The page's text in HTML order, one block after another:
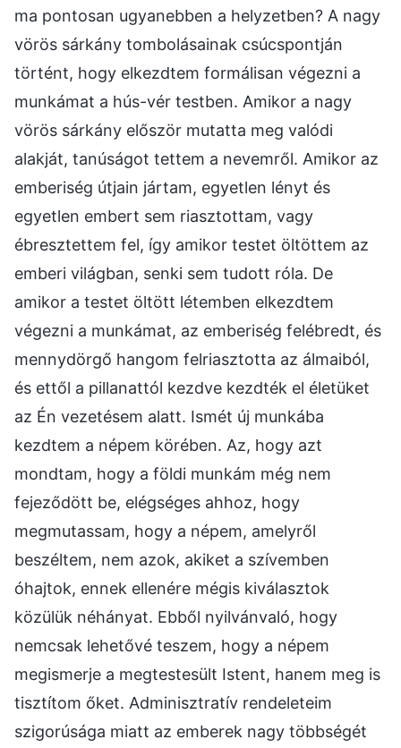
ma pontosan ugyanebben a helyzetben? A nagy
vörös sárkány tombolásainak csúcspontján
történt, hogy elkezdtem formálisan végezni a
munkámat a hús-vér testben. Amikor a nagy
vörös sárkány először mutatta meg valódi
alakját, tanúságot tettem a nevemről. Amikor az
emberiség útjain jártam, egyetlen lényt és
egyetlen embert sem riasztottam, vagy
ébresztettem fel, így amikor testet öltöttem az
emberi világban, senki sem tudott róla. De
amikor a testet öltött létemben elkezdtem
végezni a munkámat, az emberiség felébredt, és
mennydörgő hangom felriasztotta az álmaiból,
és ettől a pillanattól kezdve kezdték el életüket
az Én vezetésem alatt. Ismét új munkába
kezdtem a népem körében. Az, hogy azt
mondtam, hogy a földi munkám még nem
fejeződött be, elégséges ahhoz, hogy
megmutassam, hogy a népem, amelyről
beszéltem, nem azok, akiket a szívemben
óhajtok, ennek ellenére mégis kiválasztok
közülük néhányat. Ebből nyilvánvaló, hogy
nemcsak lehetővé teszem, hogy a népem
megismerje a megtestesült Istent, hanem meg is
tisztítom őket. Adminisztratív rendeleteim
szigorúsága miatt az emberek nagy többségét